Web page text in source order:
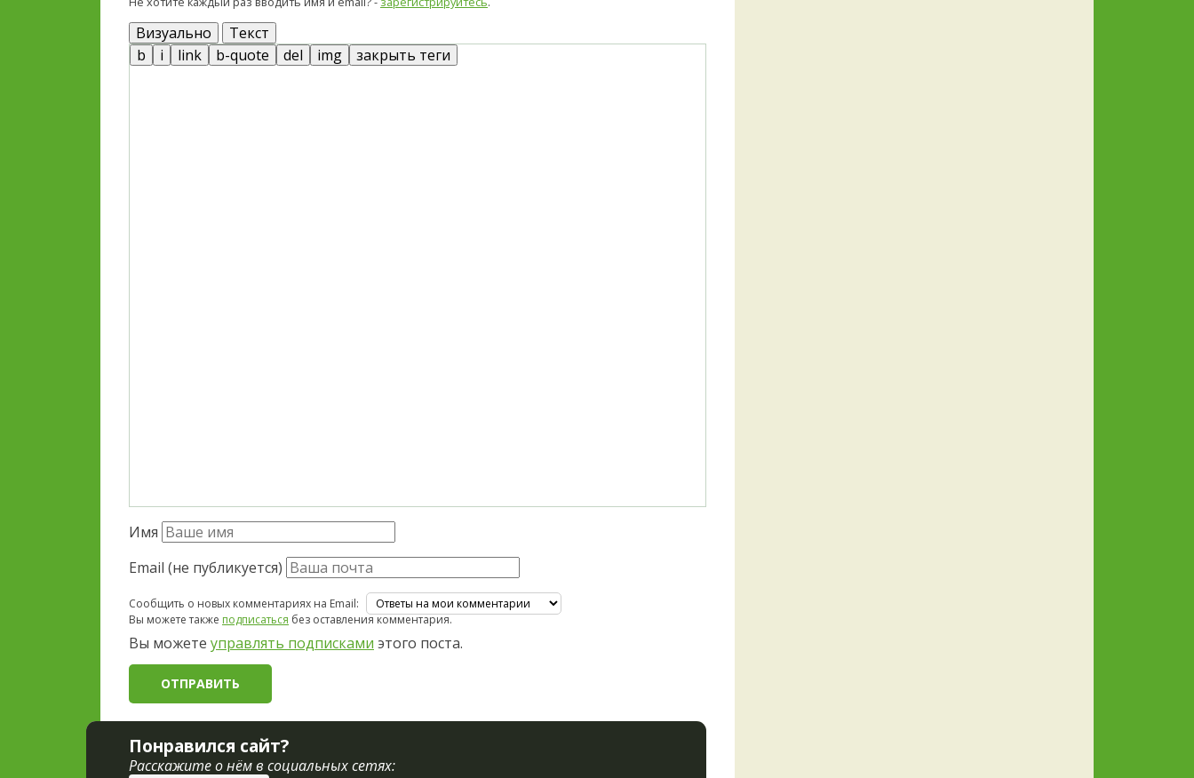
Визуально Текст
Имя
Email (не публикуется)
Сообщить о новых комментариях на Email:
Вы можете также подписаться без оставления комментария.
Вы можете управлять подписками этого поста.
Понравился сайт?
Расскажите о нём в социальных сетях: